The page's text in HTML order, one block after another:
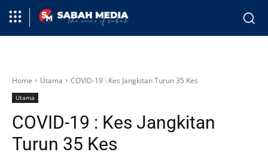
Home Utama COVID-19 : Kes Jangkitan Turun 35 Kes
Utama
COVID-19 : Kes Jangkitan
Turun 35 Kes